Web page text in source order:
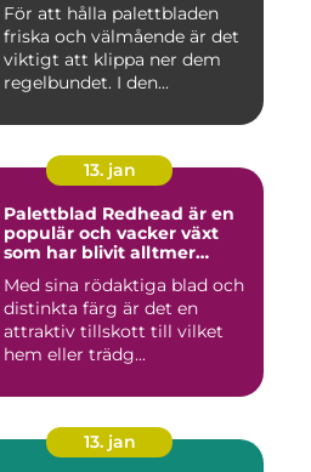
inomhusmiljöer
För att hålla palettbladen
friska och välmående är det
viktigt att klippa ner dem
regelbundet. I den...
13. jan
Palettblad Redhead är en
populär och vacker växt
som har blivit alltmer
trädgårdsentusiaster
Med sina rödaktiga blad och
distinkta färg är det en
attraktiv tillskott till vilket
hem eller trädg...
13. jan